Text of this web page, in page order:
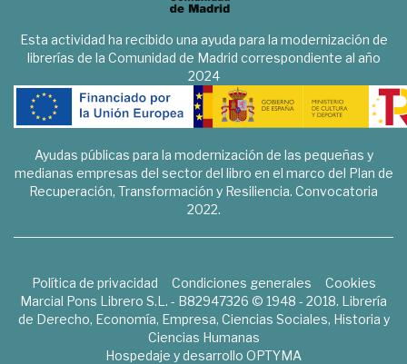
Esta actividad ha recibido una ayuda para la modernización de
librerías de la Comunidad de Madrid correspondiente al año
2024
Ayudas públicas para la modernización de las pequeñas y
medianas empresas del sector del libro en el marco del Plan de
Recuperación, Transformación y Resiliencia. Convocatoria
2022.
Política de privacidad Condiciones generales
Cookies
Marcial Pons Librero S.L. - B82947326 © 1948 - 2018. Librería
de Derecho, Economía, Empresa, Ciencias Sociales, Historia y
Ciencias Humanas
Hospedaje y desarrollo OPTYMA